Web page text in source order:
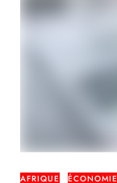
AFRIQUE ÉCONOMIE